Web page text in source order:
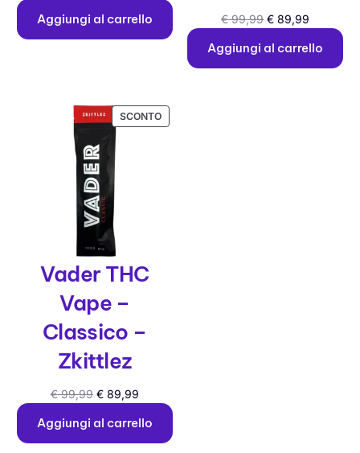
Aggiungi al carrello €99,99 € 89,99
Aggiungi al carrello
SCONTO
Vader THC
Vape –
Classico –
Zkittlez
€99,99 €89,99
Aggiungi al carrello